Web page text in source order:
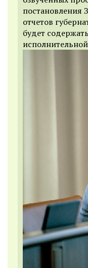
постановления
отчетов
будет